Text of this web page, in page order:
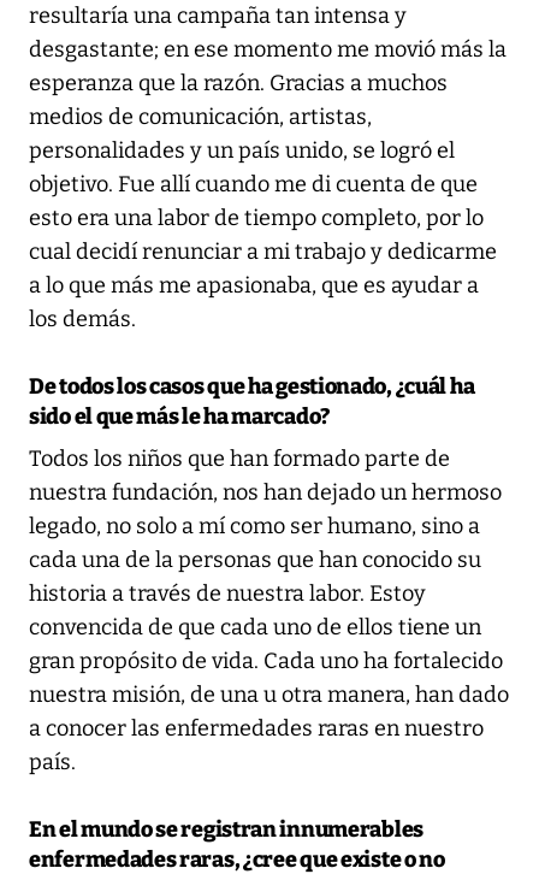
resultaría una campaña tan intensa y
desgastante; en ese momento me movió más la
esperanza que la razón. Gracias a muchos
medios de comunicación, artistas,
personalidades y un país unido, se logró el
objetivo. Fue allí cuando me di cuenta de que
esto era una labor de tiempo completo, por lo
cual decidí renunciar a mi trabajo y dedicarme
a lo que más me apasionaba, que es ayudar a
los demás.
De todos los casos que ha gestionado, ¿cuál ha
sido el que más le ha marcado?
Todos los niños que han formado parte de
nuestra fundación, nos han dejado un hermoso
legado, no solo a mí como ser humano, sino a
cada una de la personas que han conocido su
historia a través de nuestra labor. Estoy
convencida de que cada uno de ellos tiene un
gran propósito de vida. Cada uno ha fortalecido
nuestra misión, de una u otra manera, han dado
a conocer las enfermedades raras en nuestro
país.
En el mundo se registran innumerables
enfermedades raras, ¿cree que existe o no